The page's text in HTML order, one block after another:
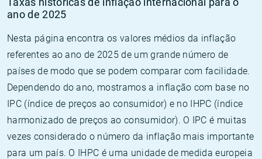
Taxas históricas de inflação internacional para o
ano de 2025
Nesta página encontra os valores médios da inflação
referentes ao ano de 2025 de um grande número de
países de modo que se podem comparar com facilidade.
Dependendo do ano, mostramos a inflação com base no
IPC (índice de preços ao consumidor) e no IHPC (índice
harmonizado de preços ao consumidor). O IPC é muitas
vezes considerado o número da inflação mais importante
para um país. O IHPC é uma unidade de medida europeia